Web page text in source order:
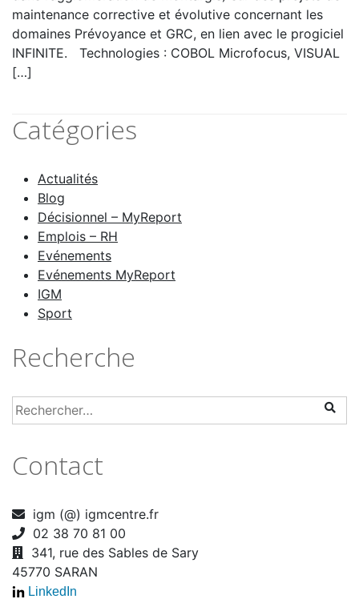
maintenance corrective et évolutive concernant les
domaines Prévoyance et GRC, en lien avec le progiciel
INFINITE. Technologies : COBOL Microfocus, VISUAL
[…]
Catégories
Actualités
Blog
Décisionnel – MyReport
Emplois – RH
Evénements
Evénements MyReport
IGM
Sport
Recherche
Contact
igm (@) igmcentre.fr
02 38 70 81 00
341, rue des Sables de Sary
45770 SARAN
LinkedIn